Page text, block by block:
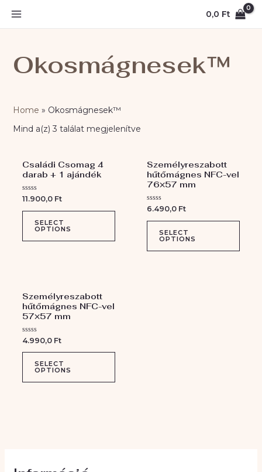
MAIN
0,0 Ft
Okosmágnesek™
Home » Okosmágnesek™
Mind a(z) 3 találat megjelenítve
Családi Csomag 4
darab + 1 ajándék
Értékelés:
/
11.900,0 Ft
SELECT
OPTIONS
Személyreszabott
hűtőmágnes NFC-vel
76×57 mm
Értékelés:
/
6.490,0 Ft
SELECT
OPTIONS
Személyreszabott
hűtőmágnes NFC-vel
57×57 mm
Értékelés:
/
4.990,0 Ft
SELECT
OPTIONS